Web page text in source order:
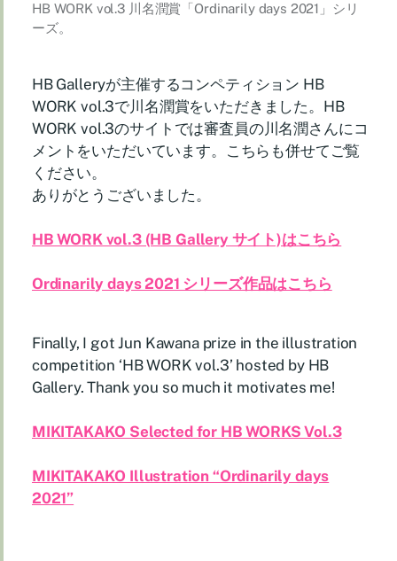
HB WORK vol.3 川名潤賞「Ordinarily days 2021」シリ
ーズ。
HB Galleryが主催するコンペティション HB
WORK vol.3で川名潤賞をいただきました。HB
WORK vol.3のサイトでは審査員の川名潤さんにコ
メントをいただいています。こちらも併せてご覧
ください。
ありがとうございました。
HB WORK vol.3 (HB Gallery サイト)はこちら
Ordinarily days 2021 シリーズ作品はこちら
Finally, I got Jun Kawana prize in the illustration
competition ‘HB WORK vol.3’ hosted by HB
Gallery. Thank you so much it motivates me!
MIKITAKAKO Selected for HB WORKS Vol.3
MIKITAKAKO Illustration “Ordinarily days
2021”